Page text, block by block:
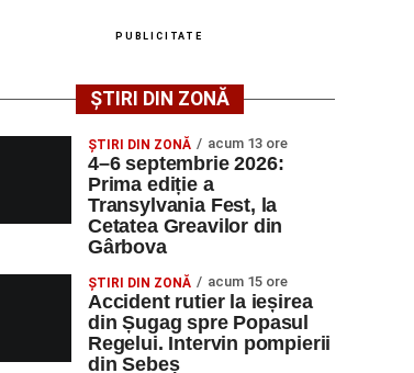
PUBLICITATE
ȘTIRI DIN ZONĂ
ȘTIRI DIN ZONĂ acum 13 ore
4–6 septembrie 2026:
Prima ediție a
Transylvania Fest, la
Cetatea Greavilor din
Gârbova
ȘTIRI DIN ZONĂ acum 15 ore
Accident rutier la ieșirea
din Șugag spre Popasul
Regelui. Intervin pompierii
din Sebeș